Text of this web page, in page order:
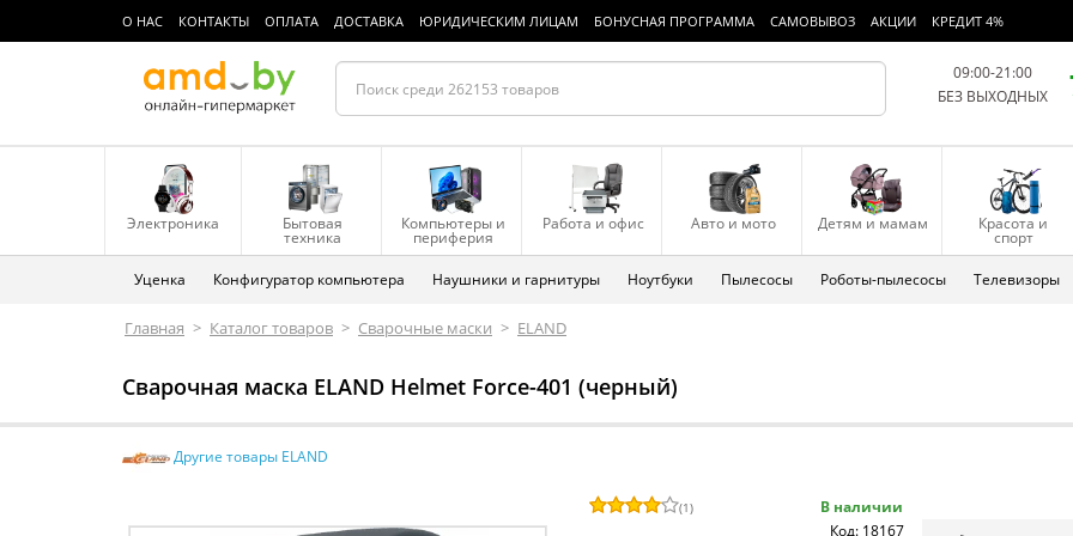
О НАС КОНТАКТЫ ОПЛАТА ДОСТАВКА ЮРИДИЧЕСКИМ ЛИЦАМ БОНУСНАЯ ПРОГРАММА САМОВЫВОЗ АКЦИИ КРЕДИТ 4%
09:00-21:00
БЕЗ ВЫХОДНЫХ
Электроника Бытовая
техника
Компьютеры и
периферия
Работа и офис Авто и мото Детям и мамам Красота и
спорт
Уценка Конфигуратор компьютера Наушники и гарнитуры Ноутбуки Пылесосы Роботы-пылесосы Телевизоры
Главная > Каталог товаров > Сварочные маски > ELAND
Сварочная маска ELAND Helmet Force-401 (черный)
Другие товары ELAND
(1)
В наличии
Код: 18167